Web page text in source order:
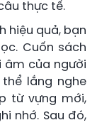
thực tế.
hiệu quả, bạn
Cuốn sách
âm của người
lắng nghe
từ vựng mới,
nhớ. Sau đó,